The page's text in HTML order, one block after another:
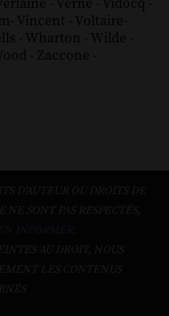
- Verne - Vidocq -
- Vincent - Voltaire-
- Wharton - Wilde -
- Zaccone -